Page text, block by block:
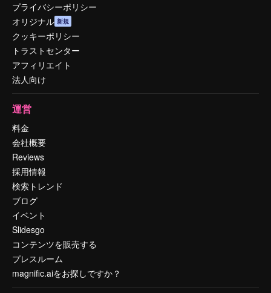
プライバシーポリシー
オリジナル 新規
クッキーポリシー
トラストセンター
アフィリエイト
法人向け
運営
料金
会社概要
Reviews
採用情報
検索トレンド
ブログ
イベント
Slidesgo
コンテンツを販売する
プレスルーム
magnific.aiをお探しですか？